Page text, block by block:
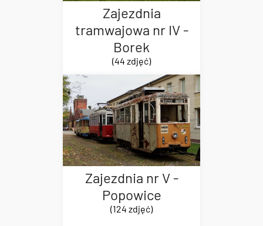
Zajezdnia
tramwajowa nr IV -
Borek
(44 zdjęć)
Zajezdnia nr V -
Popowice
(124 zdjęć)